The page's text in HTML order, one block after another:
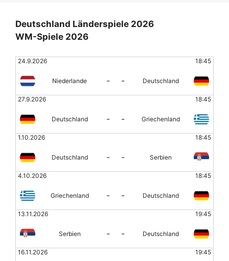
Deutschland Länderspiele 2026
WM-Spiele 2026
24.9.2026 18:45
Niederlande - - Deutschland
27.9.2026 18:45
Deutschland - - Griechenland
1.10.2026 18:45
Deutschland - - Serbien
4.10.2026 18:45
Griechenland - - Deutschland
13.11.2026 19:45
Serbien - - Deutschland
16.11.2026 19:45